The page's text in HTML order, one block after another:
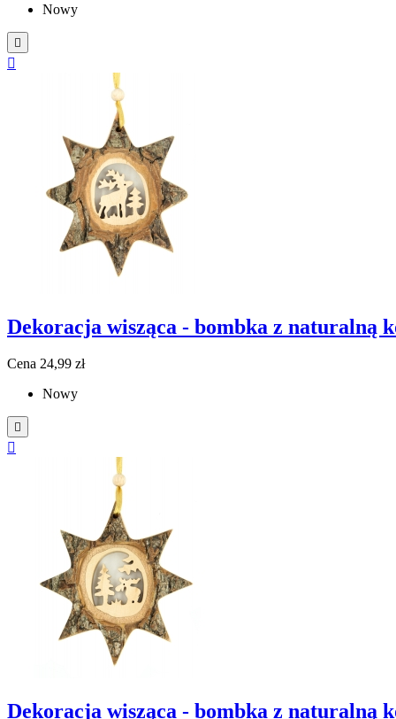
Nowy


Dekoracja wisząca - bombka z naturalną
Cena 24,99 zł
Nowy


Dekoracja wisząca - bombka z naturalną